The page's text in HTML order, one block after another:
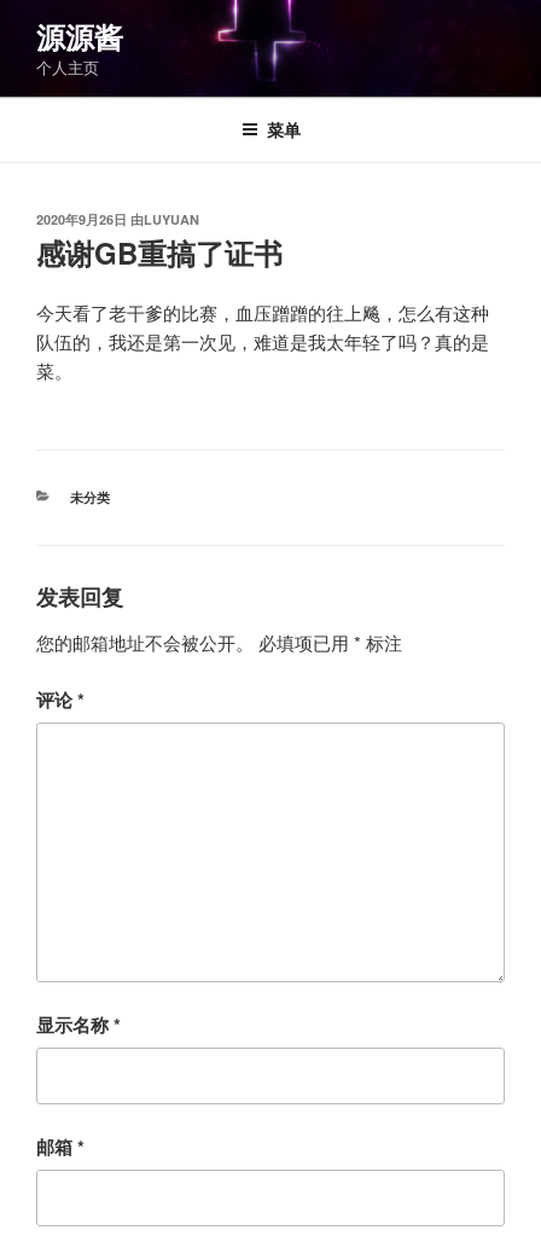
容
源源酱
个人主页
菜单
发
布
于
2020年9月26日 由LUYUAN
感谢GB重搞了证书
今天看了老干爹的比赛，血压蹭蹭的往上飚，怎么有这种
队伍的，我还是第一次见，难道是我太年轻了吗？真的是
菜。
分
未分类
发表回复
您的邮箱地址不会被公开。 必填项已用 * 标注
评论*
显示名称*
邮箱*